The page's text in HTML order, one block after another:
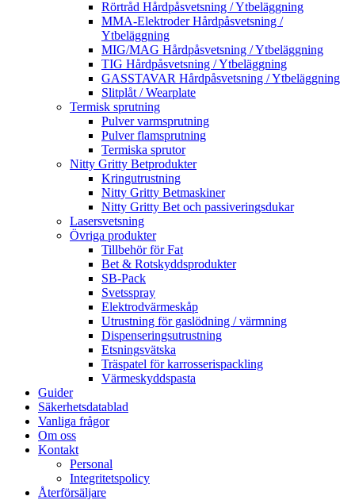
Rörtråd Hårdpåsvetsning / Ytbeläggning
MMA-Elektroder Hårdpåsvetsning /
Ytbeläggning
MIG/MAG Hårdpåsvetsning / Ytbeläggning
TIG Hårdpåsvetsning / Ytbeläggning
GASSTAVAR Hårdpåsvetsning / Ytbeläggning
Slitplåt / Wearplate
Termisk sprutning
Pulver varmsprutning
Pulver flamsprutning
Termiska sprutor
Nitty Gritty Betprodukter
Kringutrustning
Nitty Gritty Betmaskiner
Nitty Gritty Bet och passiveringsdukar
Lasersvetsning
Övriga produkter
Tillbehör för Fat
Bet & Rotskyddsprodukter
SB-Pack
Svetsspray
Elektrodvärmeskåp
Utrustning för gaslödning / värmning
Dispenseringsutrustning
Etsningsvätska
Träspatel för karrosserispackling
Värmeskyddspasta
Guider
Säkerhetsdatablad
Vanliga frågor
Om oss
Kontakt
Personal
Integritetspolicy
Återförsäljare